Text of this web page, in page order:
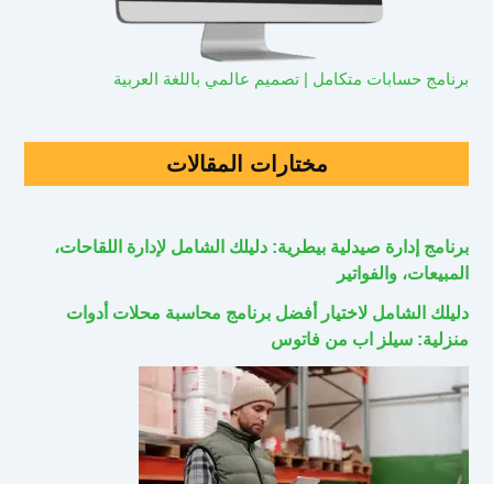
برنامج حسابات متكامل | تصميم عالمي باللغة العربية
مختارات المقالات
برنامج إدارة صيدلية بيطرية: دليلك الشامل لإدارة اللقاحات،
المبيعات، والفواتير
دليلك الشامل لاختيار أفضل برنامج محاسبة محلات أدوات
منزلية: سيلز اب من فاتوس